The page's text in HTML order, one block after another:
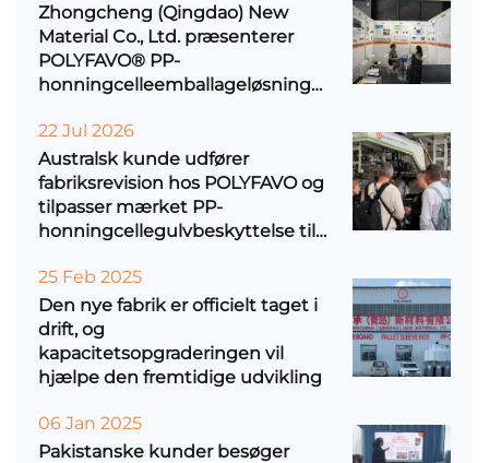
Zhongcheng (Qingdao) New
Material Co., Ltd. præsenterer
POLYFAVO® PP-
honningcelleemballageløsninger
Qingdao
22 Jul 2026
Australsk kunde udfører
fabriksrevision hos POLYFAVO og
tilpasser mærket PP-
honningcellegulvbeskyttelse til
25 Feb 2025
Den nye fabrik er officielt taget i
drift, og
kapacitetsopgraderingen vil
hjælpe den fremtidige udvikling
06 Jan 2025
Pakistanske kunder besøger